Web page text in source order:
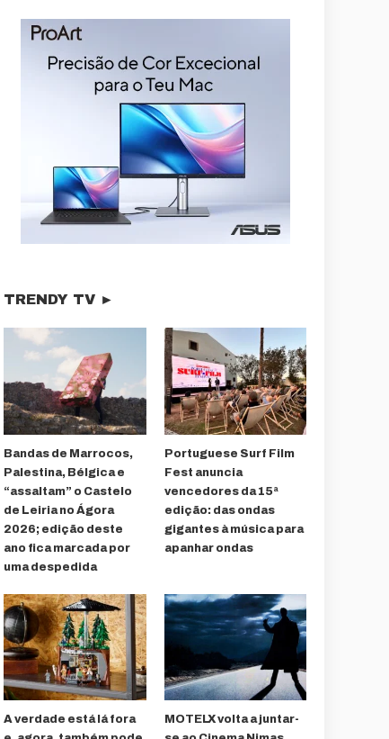
TRENDY TV ►
Bandas de Marrocos,
Palestina, Bélgica e
“assaltam” o Castelo
de Leiria no Ágora
2026; edição deste
ano fica marcada por
uma despedida
Portuguese Surf Film
Fest anuncia
vencedores da 15ª
edição: das ondas
gigantes à música para
apanhar ondas
A verdade está lá fora
MOTELX volta a juntar-